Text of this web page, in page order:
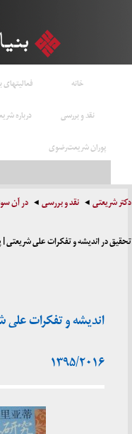
خانه فعالیتهای
نقد و بررسی
درباره
پوران شریعت‌رضوی
دکتر شریعتی نقد و بررسی در آن
تحقیق در اندیشه و تفکرات علی شریعتی |
اندیشه و تفکرات
۱۳۹۵/۲۰۱۶